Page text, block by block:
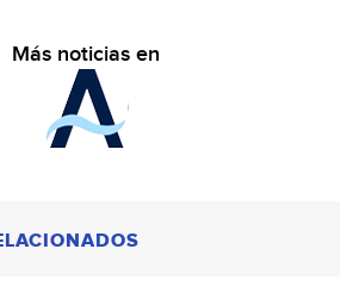
Más noticias en